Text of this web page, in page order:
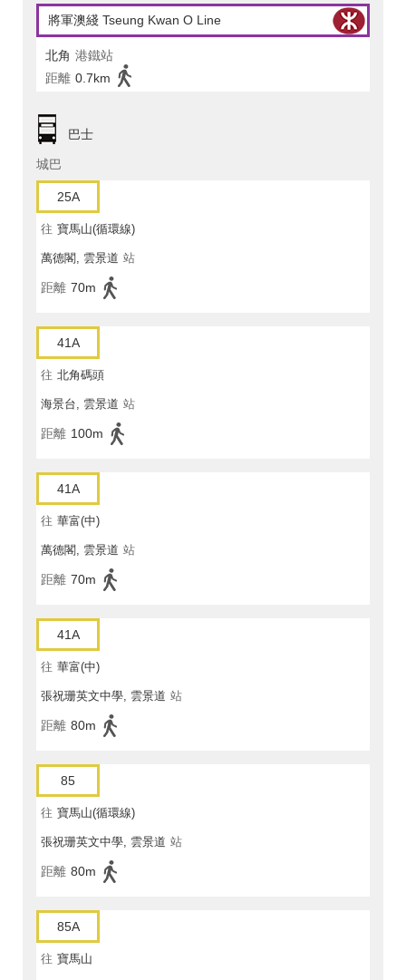
將軍澳綫 Tseung Kwan O Line
北角 港鐵站
距離 0.7km
巴士
城巴
25A
往 寶馬山(循環線)
萬德閣, 雲景道 站
距離 70m
41A
往 北角碼頭
海景台, 雲景道 站
距離 100m
41A
往 華富(中)
萬德閣, 雲景道 站
距離 70m
41A
往 華富(中)
張祝珊英文中學, 雲景道 站
距離 80m
85
往 寶馬山(循環線)
張祝珊英文中學, 雲景道 站
距離 80m
85A
往 寶馬山